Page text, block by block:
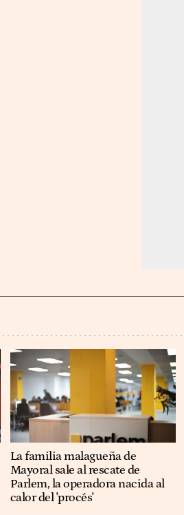
La familia malagueña de
Mayoral sale al rescate de
Parlem, la operadora nacida al
calor del 'procés'